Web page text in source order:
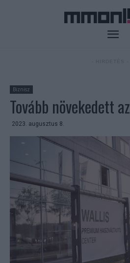
Biznisz
Tovább növekedett
2023. augusztus 8.